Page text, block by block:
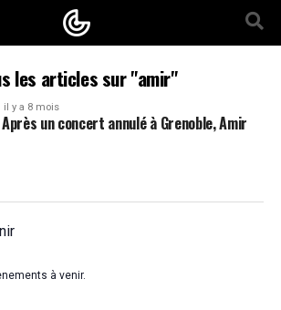
les articles sur "amir"
il y a 8 mois
un concert annulé à Grenoble, Amir
à venir.